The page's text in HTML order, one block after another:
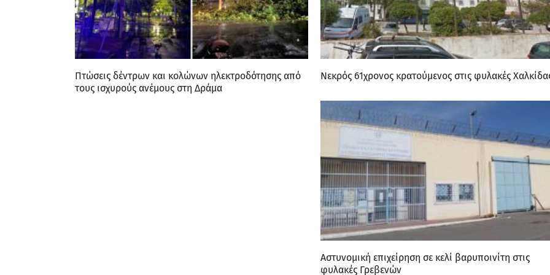
Πτώσεις δέντρων και κολώνων ηλεκτροδότησης από
τους ισχυρούς ανέμους στη Δράμα
Νεκρός 61χρονος κρατούμενος στις φυλακές
Αστυνομική επιχείρηση σε κελί βαρυποινίτη στις
φυλακές Γρεβενών